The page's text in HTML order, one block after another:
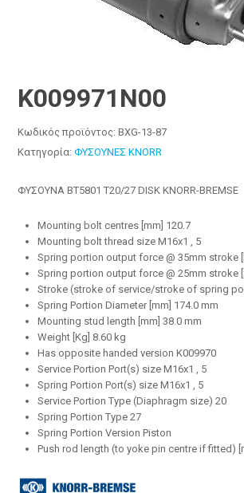
K009971N00
Κωδικός προϊόντος:BXG-13-87
Κατηγορία:ΦΥΣΟΥΝΕΣ KNORR
ΦΥΣΟΥΝΑ BT5801 T20/27 DISK KNORR-BREMSE
Mounting bolt centres [mm] 120.7
Mounting bolt thread size M16x1 , 5
Spring portion output force @ 35mm stroke
Spring portion output force @ 25mm stroke
Stroke (stroke of service/stroke of spring
Spring Portion Diameter [mm] 174.0 mm
Mounting stud length [mm] 38.0 mm
Weight [Kg] 8.60 kg
Has opposite handed version K009970
Service Portion Port(s) size M16x1 , 5
Spring Portion Port(s) size M16x1 , 5
Service Portion Type (Diaphragm size) 20
Spring Portion Type 27
Spring Portion Version Piston
Push rod length (to yoke pin centre if fitted)